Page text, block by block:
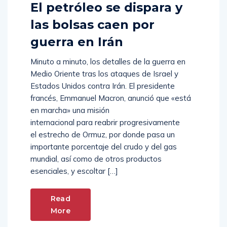
El petróleo se dispara y
las bolsas caen por
guerra en Irán
Minuto a minuto, los detalles de la guerra en
Medio Oriente tras los ataques de Israel y
Estados Unidos contra Irán. El presidente
francés, Emmanuel Macron, anunció que «está
en marcha» una misión
internacional para reabrir progresivamente
el estrecho de Ormuz, por donde pasa un
importante porcentaje del crudo y del gas
mundial, así como de otros productos
esenciales, y escoltar […]
Read
More